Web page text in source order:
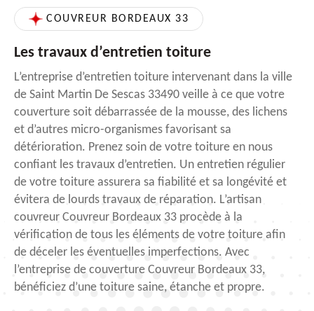
COUVREUR BORDEAUX 33
Les travaux d’entretien toiture
L’entreprise d’entretien toiture intervenant dans la ville
de Saint Martin De Sescas 33490 veille à ce que votre
couverture soit débarrassée de la mousse, des lichens
et d’autres micro-organismes favorisant sa
détérioration. Prenez soin de votre toiture en nous
confiant les travaux d’entretien. Un entretien régulier
de votre toiture assurera sa fiabilité et sa longévité et
évitera de lourds travaux de réparation. L’artisan
couvreur Couvreur Bordeaux 33 procède à la
vérification de tous les éléments de votre toiture afin
de déceler les éventuelles imperfections. Avec
l’entreprise de couverture Couvreur Bordeaux 33,
bénéficiez d’une toiture saine, étanche et propre.